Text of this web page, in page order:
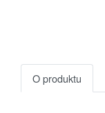
O produktu